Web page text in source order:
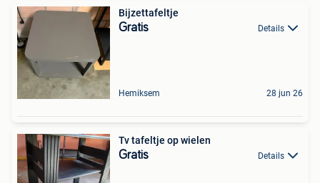
Bijzettafeltje
Gratis Details
Hemiksem 28 jun 26
Tv tafeltje op wielen
Gratis Details